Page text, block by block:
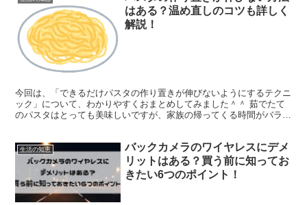
はある？温め直しのコツも詳しく
解説！
今回は、「できるだけパスタの作り置きが伸びないようにするテクニ
ック」について、わかりやすくおまとめしてみました＾＾ 茹でたて
のパスタはとっても美味しいですが、家族の帰ってくる時間がバラバ
生活の知恵
バックカメラのワイヤレスにデメ
リットはある？買う前に知ってお
きたい6つのポイント！